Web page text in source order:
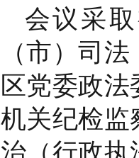
会议采
（市）司
区党委政
机关纪检
治（行政